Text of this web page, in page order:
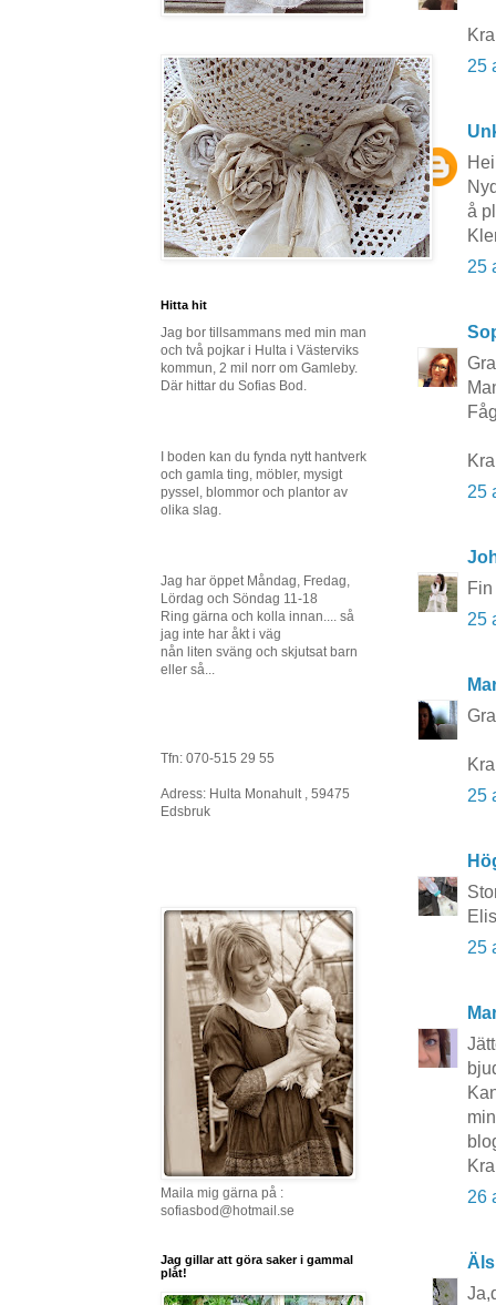
25
å
25
25
25
25
25
26
Hitta hit
Jag bor tillsammans med min man
och två pojkar i Hulta i Västerviks
kommun, 2 mil norr om Gamleby.
Där hittar du Sofias Bod.
I boden kan du fynda nytt hantverk
och gamla ting, möbler, mysigt
pyssel, blommor och plantor av
olika slag.
Jag har öppet Måndag, Fredag,
Lördag och Söndag 11-18
Ring gärna och kolla innan.... så
jag inte har åkt i väg
nån liten sväng och skjutsat barn
eller så...
Tfn: 070-515 29 55
Adress: Hulta Monahult , 59475
Edsbruk
Maila mig gärna på :
sofiasbod@hotmail.se
Jag gillar att göra saker i gammal
plåt!